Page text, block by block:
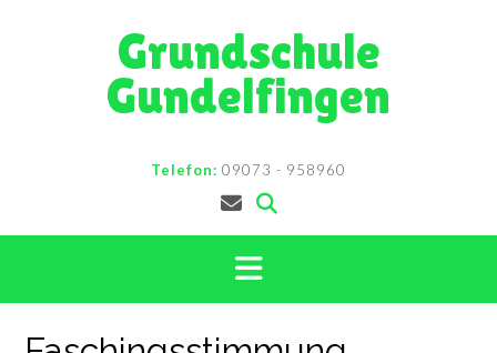
Grundschule
Gundelfingen
Telefon: 09073 - 958960